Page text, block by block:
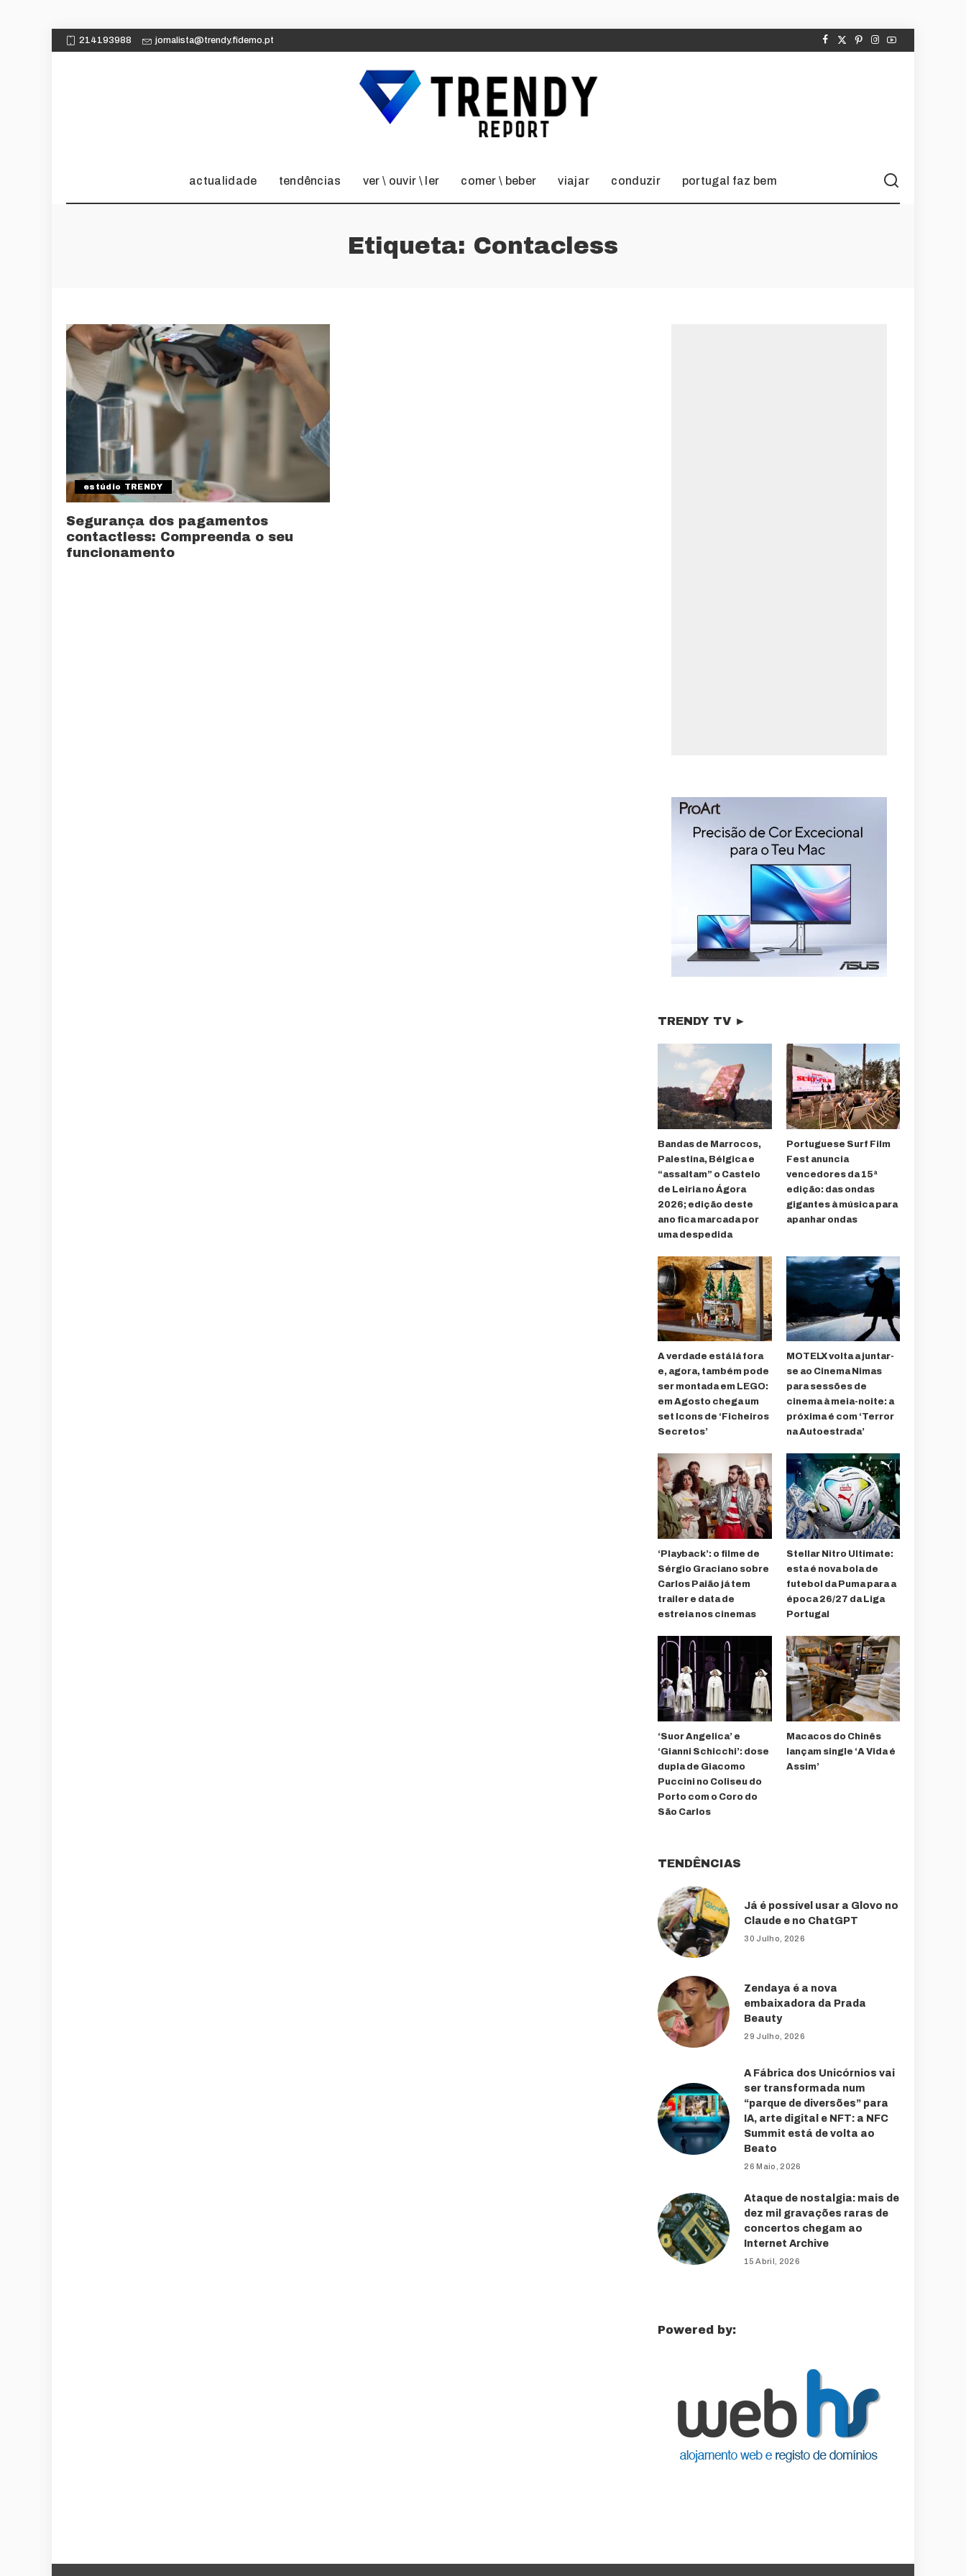
214193988 jornalista@trendy.fidemo.pt
actualidade tendências ver \ ouvir \ ler comer \ beber viajar conduzir portugal faz bem
Etiqueta: Contacless
estúdio TRENDY
Segurança dos pagamentos
contactless: Compreenda o seu
funcionamento
TRENDY TV ►
Bandas de Marrocos,
Palestina, Bélgica e
“assaltam” o Castelo
de Leiria no Ágora
2026; edição deste
ano fica marcada por
uma despedida
Portuguese Surf Film
Fest anuncia
vencedores da 15ª
edição: das ondas
gigantes à música para
apanhar ondas
A verdade está lá fora
e, agora, também pode
ser montada em LEGO:
em Agosto chega um
set Icons de ‘Ficheiros
Secretos’
MOTELX volta a juntar-
se ao Cinema Nimas
para sessões de
cinema à meia-noite: a
próxima é com ‘Terror
na Autoestrada’
‘Playback’: o filme de
Sérgio Graciano sobre
Carlos Paião já tem
trailer e data de
estreia nos cinemas
Stellar Nitro Ultimate:
esta é nova bola de
futebol da Puma para a
época 26/27 da Liga
Portugal
‘Suor Angelica’ e
‘Gianni Schicchi’: dose
dupla de Giacomo
Puccini no Coliseu do
Porto com o Coro do
São Carlos
Macacos do Chinês
lançam single ‘A Vida é
Assim’
TENDÊNCIAS
Já é possível usar a Glovo no
Claude e no ChatGPT
30 Julho, 2026
Zendaya é a nova
embaixadora da Prada
Beauty
29 Julho, 2026
A Fábrica dos Unicórnios vai
ser transformada num
“parque de diversões” para
IA, arte digital e NFT: a NFC
Summit está de volta ao
Beato
26 Maio, 2026
Ataque de nostalgia: mais de
dez mil gravações raras de
concertos chegam ao
Internet Archive
15 Abril, 2026
Powered by: